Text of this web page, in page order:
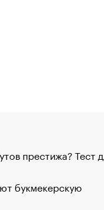
престижа? Тест
букмекерскую